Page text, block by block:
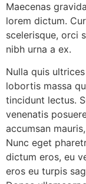
Maecenas
lorem dictum.
scelerisque, orci
nibh urna a ex.
Nulla quis
lobortis massa
tincidunt lectus.
venenatis
accumsan
Nunc eget
dictum eros, eu
eros eu turpis